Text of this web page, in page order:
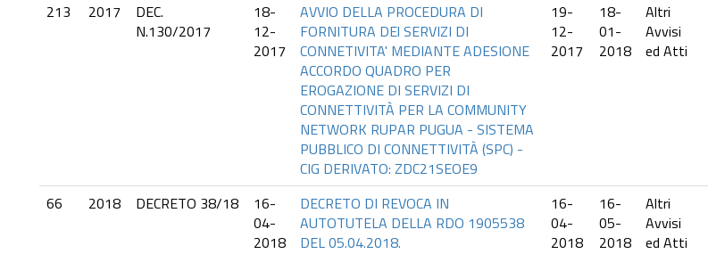
213 2017
DEC.
N.130/2017
18-
12-
2017
AVVIO DELLA PROCEDURA DI
FORNITURA DEl SERVIZI DI
CONNETIVITA' MEDIANTE ADESIONE
ACCORDO QUADRO PER
EROGAZIONE DI SERVIZI DI
CONNETTIVITÀ PER LA COMMUNITY
NETWORK RUPAR PUGUA - SISTEMA
PUBBLICO DI CONNETTIVITÀ (SPC) -
CIG DERIVATO: ZDC21SEOE9
19-
12-
2017
18-
01-
2018
Altri
Avvisi
ed Atti
66 2018 DECRETO 38/18
16-
04-
2018
DECRETO DI REVOCA IN
AUTOTUTELA DELLA RDO 1905538
DEL 05.04.2018.
16-
04-
2018
16-
05-
2018
Altri
Avvisi
ed Atti